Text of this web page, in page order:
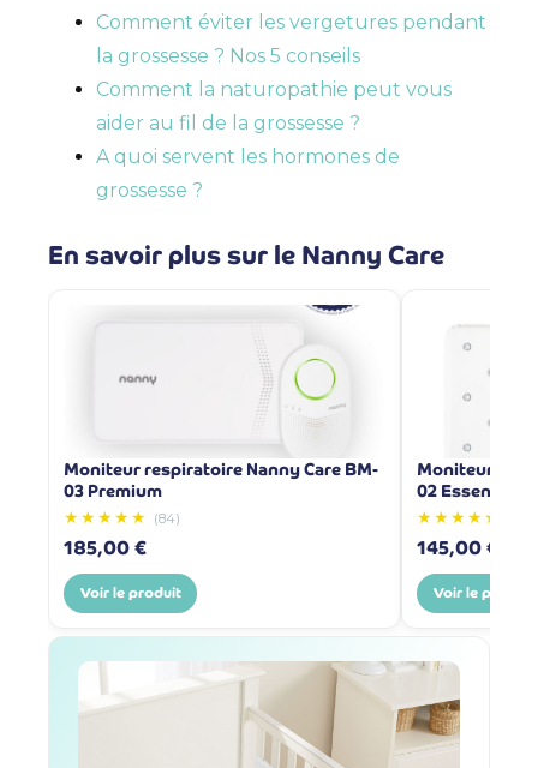
Comment éviter les vergetures pendant
la grossesse ? Nos 5 conseils
Comment la naturopathie peut vous
aider au fil de la grossesse ?
A quoi servent les hormones de
grossesse ?
En savoir plus sur le Nanny Care
Moniteur respiratoire Nanny Care BM-
03 Premium
★★★★★ (84)
185,00 €
Voir le produit
Moniteur
02 Essentiel
★★★★★
145,00 €
Voir le produit